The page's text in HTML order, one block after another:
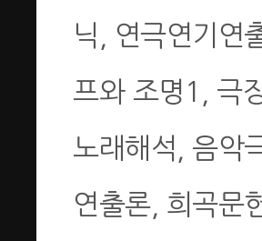
닉, 연극연기연
프와 조명1, 극
노래해석, 음악
연출론, 희곡문